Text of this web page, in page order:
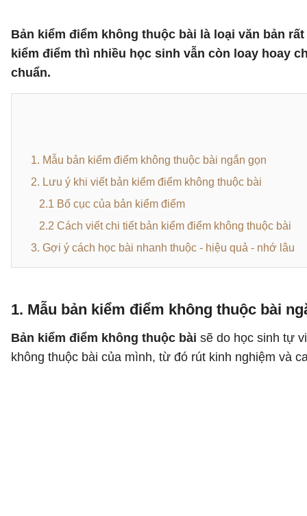
Bản kiểm điểm không thuộc bài là loại văn bản
kiểm điểm thì nhiều học sinh vẫn còn loay hoay
chuẩn.
1. Mẫu bản kiểm điểm không thuộc bài ngắn gọn
2. Lưu ý khi viết bản kiểm điểm không thuộc bài
2.1 Bố cục của bản kiểm điểm
2.2 Cách viết chi tiết bản kiểm điểm không thuộc bài
3. Gợi ý cách học bài nhanh thuộc - hiệu quả - nhớ lâu
1. Mẫu bản kiểm điểm không thuộc bài
Bản kiểm điểm không thuộc bài sẽ do học sinh tự
không thuộc bài của mình, từ đó rút kinh nghiệm và